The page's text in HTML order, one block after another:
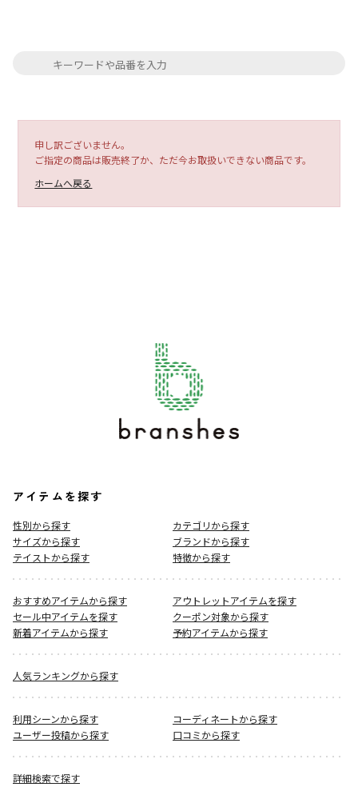
申し訳ございません。
ご指定の商品は販売終了か、ただ今お取扱いできない商品です。
ホームへ戻る
アイテムを探す
性別から探す
カテゴリから探す
サイズから探す
ブランドから探す
テイストから探す
特徴から探す
おすすめアイテムから探す
アウトレットアイテムを探す
セール中アイテムを探す
クーポン対象から探す
新着アイテムから探す
予約アイテムから探す
人気ランキングから探す
利用シーンから探す
コーディネートから探す
ユーザー投稿から探す
口コミから探す
詳細検索で探す